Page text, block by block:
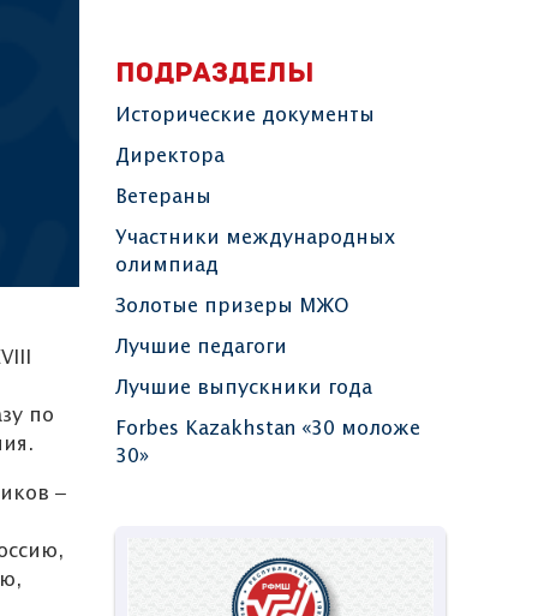
по
‒
ПОДРАЗДЕЛЫ
Исторические документы
Директора
Ветераны
Участники международных
олимпиад
Золотые призеры МЖО
Лучшие педагоги
Лучшие выпускники года
Forbes Kazakhstan «30 моложе
30»